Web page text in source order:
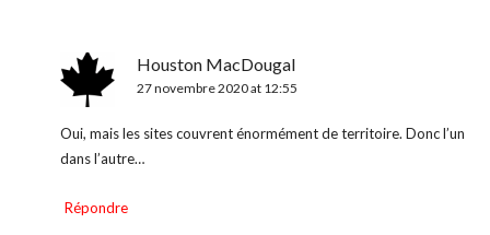
Houston MacDougal
27 novembre 2020 at 12:55
Oui, mais les sites couvrent énormément de territoire. Donc l’un
dans l’autre…
Répondre